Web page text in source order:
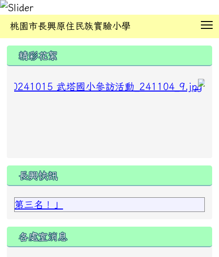
桃園市長興原住民族實驗小學
精彩花絮
長興快訊
三名！」
各處室消息